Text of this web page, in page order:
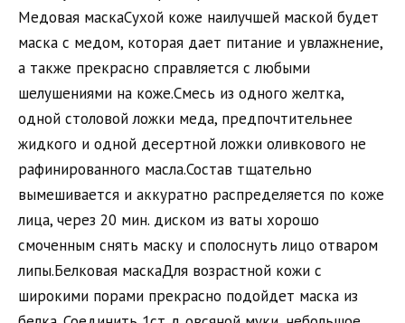
Медовая маскаСухой коже наилучшей маской будет
маска с медом, которая дает питание и увлажнение,
а также прекрасно справляется с любыми
шелушениями на коже.Смесь из одного желтка,
одной столовой ложки меда, предпочтительнее
жидкого и одной десертной ложки оливкового не
рафинированного масла.Состав тщательно
вымешивается и аккуратно распределяется по коже
лица, через 20 мин. диском из ваты хорошо
смоченным снять маску и сполоснуть лицо отваром
липы.Белковая маскаДля возрастной кожи с
широкими порами прекрасно подойдет маска из